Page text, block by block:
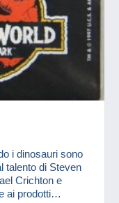
i dinosauri sono
talento di Steven
Crichton e
ai prodotti